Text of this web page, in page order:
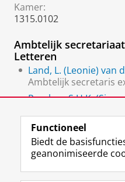
Kamer:
1315.0102
Ambtelijk
Letteren
Land, L. (Leonie) van
Ambtelijk secretaris
Peschar, S.H.K.
Volg de RUG
Functioneel
Biedt de
geanonimiseerde